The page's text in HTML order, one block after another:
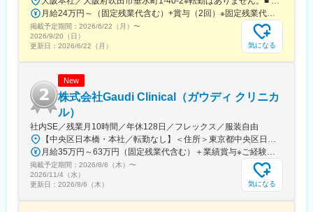
■配属後も丁寧なフォロー：
現場配属後は、OJTで独り立ちまでサポートその後も定期的なフ
ォローアップ研修や、専門性を高める継続研修、階層別研修など
様々な研修をご用意しています。
・ご自宅から1時間程度で通える施設をお任せする予定です。
・スーパーフレックスタイム制を導入しており、社員自身が業務
のスケジュールに合わせて始業、就業時間を決めることができま
す。
・5日間のリフレッシュ休暇制度や、時間単位で取得できる有給休
暇。
・産前産後休暇（妊娠中時短勤務あり）、子供が3歳になるまで取
得できる育児休業、
復帰後は短時間勤務制度の利用も可能。
掲載予定期間： 2026/6/22（月） 〜
2026/9/20（日）
更新日： 2026/6/22（月） 気になる
New
株式会社Gaudi Clinical（ガウディ クリニカ
ル）
社内SE／残業月10時間／年休128日／フレックス／服装自由
掲載予定期間： 2026/8/6（木） 〜
2026/11/4（水）
更新日： 2026/8/6（木） 気になる